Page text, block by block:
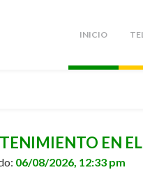
INICIO
EN
06/08/2026, 12:33 pm